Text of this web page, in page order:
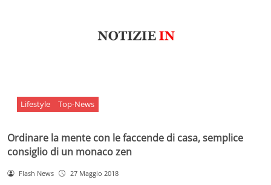
Lifestyle Top-News
Ordinare la mente con le faccende di casa, semplice
consiglio di un monaco zen
Flash News 27 Maggio 2018